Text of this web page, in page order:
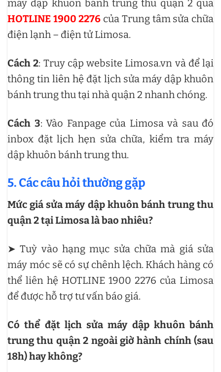
máy dập khuôn bánh trung thu quận 2 qua
HOTLINE 1900 2276 của Trung tâm sửa chữa
điện lạnh – điện tử Limosa.
Cách 2: Truy cập website Limosa.vn và để lại
thông tin liên hệ đặt lịch sửa máy dập khuôn
bánh trung thu tại nhà quận 2 nhanh chóng.
Cách 3: Vào Fanpage của Limosa và sau đó
inbox đặt lịch hẹn sửa chữa, kiểm tra máy
dập khuôn bánh trung thu.
5. Các câu hỏi thường gặp
Mức giá sửa máy dập khuôn bánh trung thu
quận 2 tại Limosa là bao nhiêu?
➤ Tuỳ vào hạng mục sửa chữa mà giá sửa
máy móc sẽ có sự chênh lệch. Khách hàng có
thể liên hệ HOTLINE 1900 2276 của Limosa
để được hỗ trợ tư vấn báo giá.
Có thể đặt lịch sửa máy dập khuôn bánh
trung thu quận 2 ngoài giờ hành chính (sau
18h) hay không?